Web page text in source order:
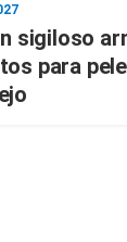
sigiloso
para